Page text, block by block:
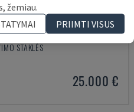
STAKLĖS
25.000 €
žemiau.
PRIIMTI VISUS